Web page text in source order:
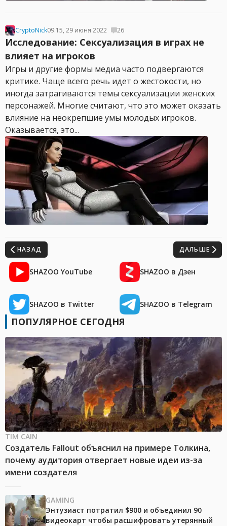
CryptoNick09:15, 29 июня 2022 26
Исследование: Сексуализация в играх не
влияет на игроков
Игры и другие формы медиа часто подвергаются
критике. Чаще всего речь идет о жестокости, но
иногда затрагиваются темы сексуализации женских
персонажей. Многие считают, что это может оказать
влияние на неокрепшие умы молодых игроков.
Оказывается, это...
НАЗАД ДАЛЬШЕ
SHAZOO YouTube SHAZOO в Дзен
SHAZOO в Twitter SHAZOO в Telegram
ПОПУЛЯРНОЕ СЕГОДНЯ
TIM CAIN
Создатель Fallout объяснил на примере Толкина,
почему аудитория отвергает новые идеи из-за
имени создателя
GAMING
Энтузиаст потратил $900 и объединил 90
видеокарт чтобы расшифровать утерянный